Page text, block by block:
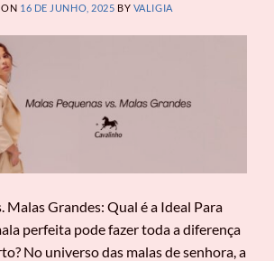
ON 16 DE JUNHO, 2025 BY VALIGIA
Malas Grandes: Qual é a Ideal Para
perfeita pode fazer toda a diferença
No universo das malas de senhora, a